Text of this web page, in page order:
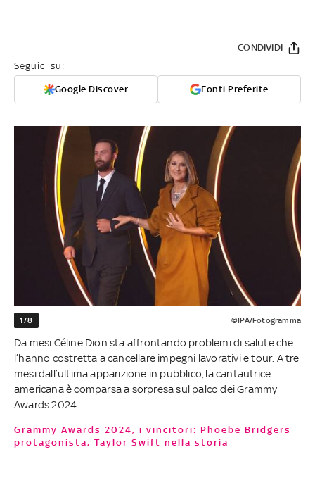
Seguici su:
Google Discover Fonti Preferite
CONDIVIDI
1/8 ©IPA/Fotogramma
Da mesi Céline Dion sta affrontando problemi di salute che
l’hanno costretta a cancellare impegni lavorativi e tour. A tre
mesi dall’ultima apparizione in pubblico, la cantautrice
americana è comparsa a sorpresa sul palco dei Grammy
Awards 2024
Grammy Awards 2024, i vincitori: Phoebe Bridgers
protagonista, Taylor Swift nella storia